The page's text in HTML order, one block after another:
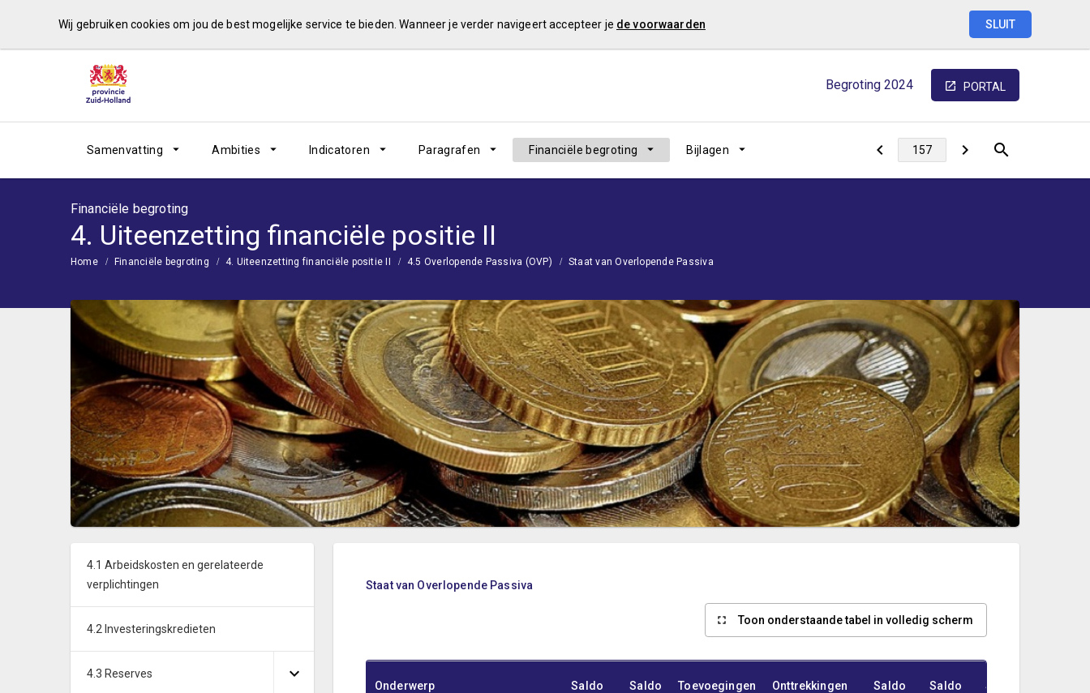
Wij gebruiken cookies om jou de best mogelijke service te bieden. Wanneer je verder navigeert accepteer je de voorwaarden SLUIT
Begroting 2024 PORTAL
Samenvatting Ambities Indicatoren Paragrafen Financiële begroting Bijlagen
Financiële begroting
4. Uiteenzetting financiële positie II
Home Financiële begroting 4. Uiteenzetting financiële positie II 4.5 Overlopende Passiva (OVP) Staat van Overlopende Passiva
4.1 Arbeidskosten en gerelateerde
verplichtingen
4.2 Investeringskredieten
4.3 Reserves
Staat van Overlopende Passiva
Toon onderstaande tabel in volledig scherm
Onderwerp
Saldo
Saldo
Toevoegingen
Onttrekkingen
Saldo
Saldo
Saldo